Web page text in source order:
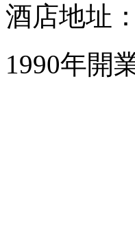
酒店地址
1990年開